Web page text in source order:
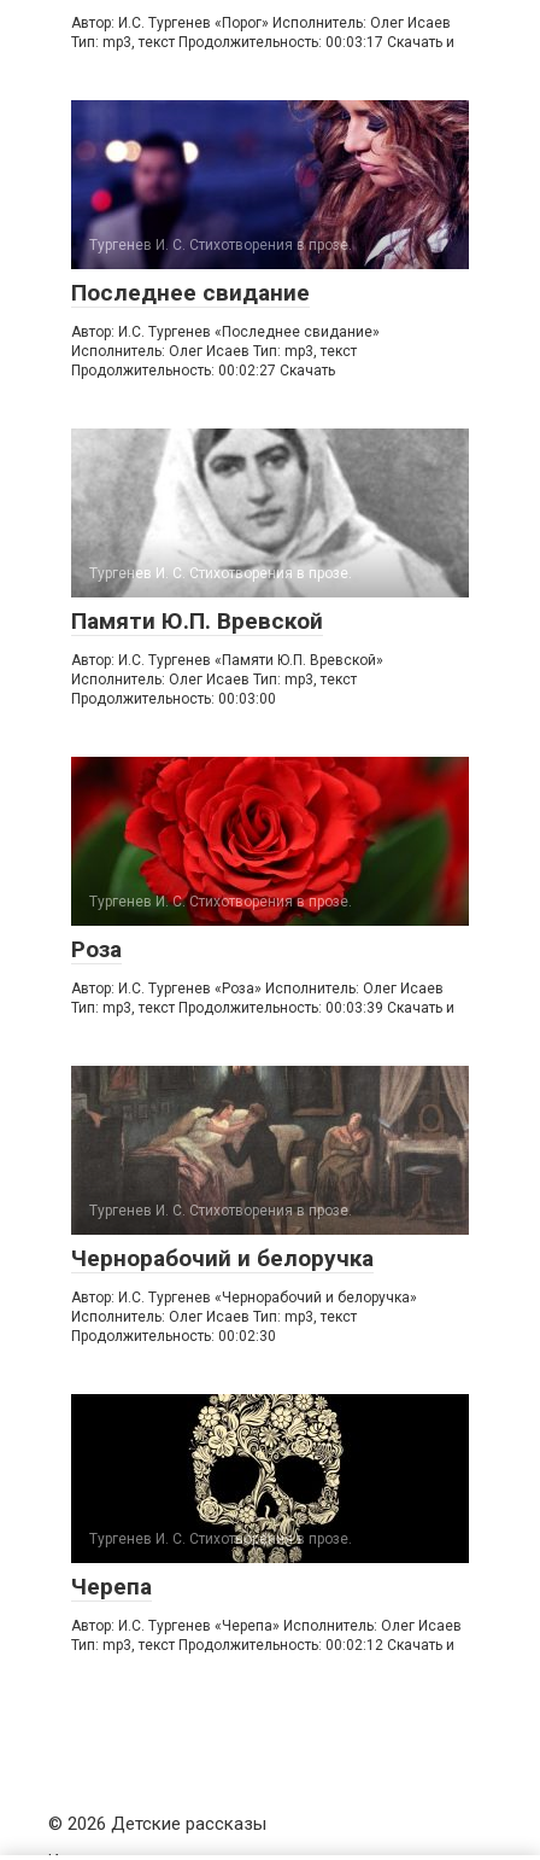
Автор: И.С. Тургенев «Порог» Исполнитель: Олег Исаев
Тип: mp3, текст Продолжительность: 00:03:17 Скачать и
Тургенев И. С. Стихотворения в прозе.
Последнее свидание
Автор: И.С. Тургенев «Последнее свидание»
Исполнитель: Олег Исаев Тип: mp3, текст
Продолжительность: 00:02:27 Скачать
Тургенев И. С. Стихотворения в прозе.
Памяти Ю.П. Вревской
Автор: И.С. Тургенев «Памяти Ю.П. Вревской»
Исполнитель: Олег Исаев Тип: mp3, текст
Продолжительность: 00:03:00
Тургенев И. С. Стихотворения в прозе.
Роза
Автор: И.С. Тургенев «Роза» Исполнитель: Олег Исаев
Тип: mp3, текст Продолжительность: 00:03:39 Скачать и
Тургенев И. С. Стихотворения в прозе.
Чернорабочий и белоручка
Автор: И.С. Тургенев «Чернорабочий и белоручка»
Исполнитель: Олег Исаев Тип: mp3, текст
Продолжительность: 00:02:30
Тургенев И. С. Стихотворения в прозе.
Черепа
Автор: И.С. Тургенев «Черепа» Исполнитель: Олег Исаев
Тип: mp3, текст Продолжительность: 00:02:12 Скачать и
© 2026 Детские рассказы